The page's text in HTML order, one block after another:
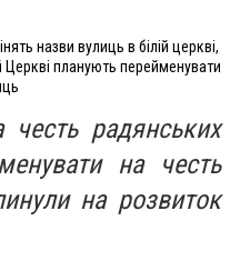
назви вулиць в білій церкві,
Церкві планують перейменувати
честь радянських
на честь
на розвиток